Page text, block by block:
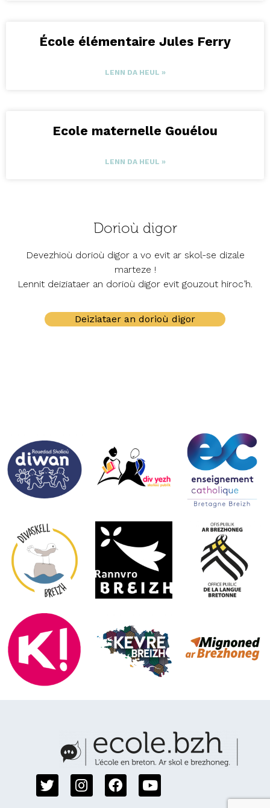
École élémentaire Jules Ferry
LENN DA HEUL »
Ecole maternelle Gouélou
LENN DA HEUL »
Dorioù digor
Devezhioù dorioù digor a vo evit ar skol-se dizale
marteze !
Lennit deiziataer an dorioù digor evit gouzout hiroc’h.
Deiziataer an dorioù digor